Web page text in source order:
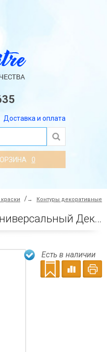
Доставка и оплата
0
→ Контуры декоративные
Фиолетовый контур универсальный Декола 18 мл.
Есть в наличии